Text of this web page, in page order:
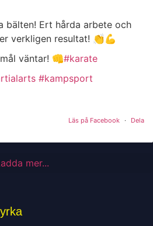
bälten! Ert hårda arbete och
verkligen resultat! 👏💪
väntar! 👊#karate
#kampsport
Läs på Facebook · Dela
mer...